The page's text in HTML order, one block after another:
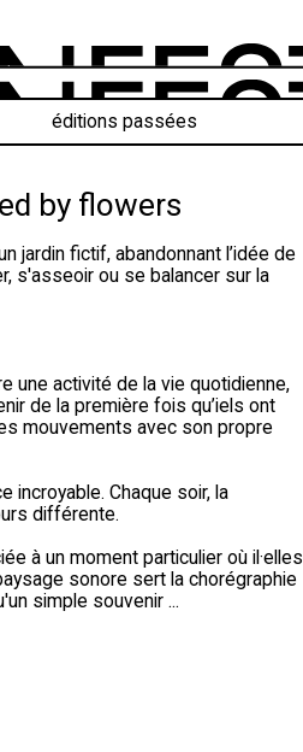
éditions passées
by flowers
jardin fictif, abandonnant l’idée de
s'asseoir ou se balancer sur la
une activité de la vie quotidienne,
de la première fois qu’iels ont
mouvements avec son propre
incroyable. Chaque soir, la
différente.
à un moment particulier où il·elles
sonore sert la chorégraphie
simple souvenir ...